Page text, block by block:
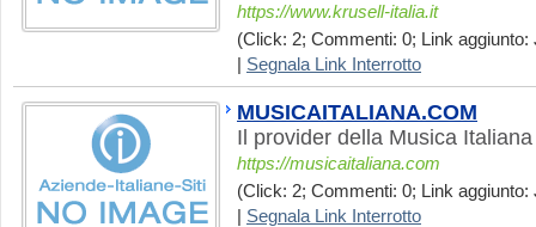
https://www.krusell-italia.it
(Click: 2; Commenti: 0; Link aggiunto:
Segnala Link Interrotto
MUSICAITALIANA.COM
Il provider della Musica
https://musicaitaliana.com
(Click: 2; Commenti: 0; Link aggiunto:
Segnala Link Interrotto